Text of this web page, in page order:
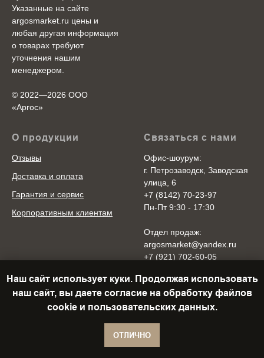
В корзину
Указанные на сайте
argosmarket.ru цены и
любая другая информация
о товарах требуют
уточнения нашим
менеджером.
© 2022—2026 ООО
«Аргоc»
О продукции
Отзывы
Доставка и оплата
Гарантия и сервис
Корпоративным клиентам
Связаться с нами
Офис-шоурум:
г. Петрозаводск, Заводская
улица, 6
+7 (8142) 70-23-97
Пн-Пт 9:30 - 17:30
Отдел продаж:
argosmarket@yandex.ru
+7 (921) 702-60-05
Cб-Вс 10:00 - 18:00
Наш сайт использует куки. Продолжая использовать
наш сайт, вы даете согласие на обработку файлов
cookie и пользовательских данных.
ОТЛИЧНО